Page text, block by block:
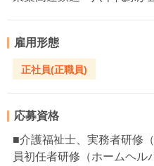
雇用形態
正社員(正職員)
応募資格
■介護福祉士、実務者研修
員初任者研修（ホームヘル